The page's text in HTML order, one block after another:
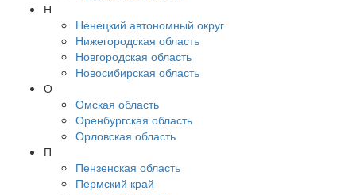
Н
Ненецкий автономный округ
Нижегородская область
Новгородская область
Новосибирская область
О
Омская область
Оренбургская область
Орловская область
П
Пензенская область
Пермский край